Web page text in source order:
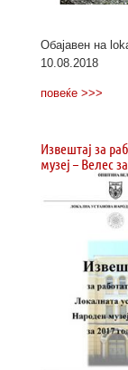
Обајавен на
10.08.2018
повеќе >>>
Извештај за
музеј – Велес